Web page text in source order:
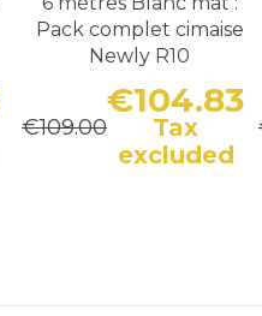
Price
Regular price
Pack complet cimaise
Newly R10
€104.83
Tax
excluded
€109.00